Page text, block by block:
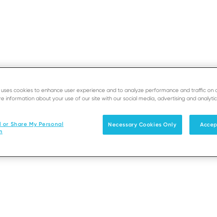
Soluções Produtos & Serviços Parceiros
2600 - Como
SIM
uses cookies to enhance user experience and to analyze performance and traffic on
information about your use of our site with our social media, advertising and
or Share My Personal
Necessary Cookies Only